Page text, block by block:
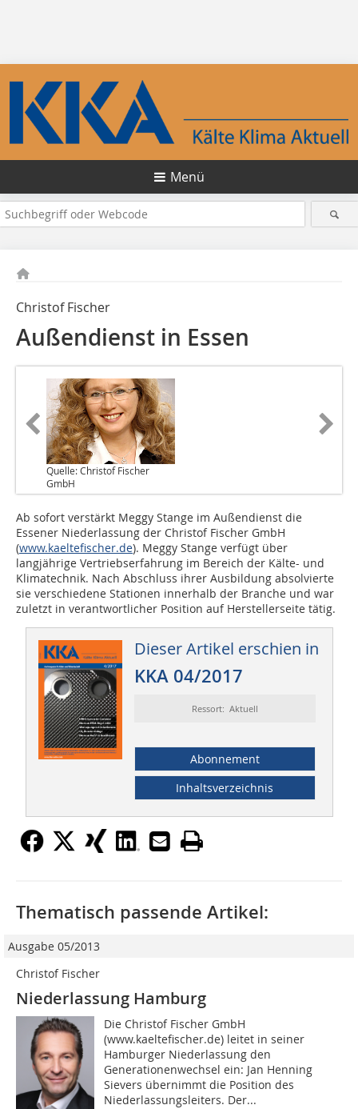
Menü
Christof Fischer
Außendienst in Essen
Quelle: Christof Fischer
GmbH
Ab sofort verstärkt Meggy Stange im Außendienst die
Essener Niederlassung der Christof Fischer GmbH
(www.kaeltefischer.de). Meggy Stange verfügt über
langjährige Vertriebserfahrung im Bereich der Kälte- und
Klimatechnik. Nach Abschluss ihrer Ausbildung absolvierte
sie verschiedene Stationen innerhalb der Branche und war
zuletzt in verantwortlicher Position auf Herstellerseite tätig.
Dieser Artikel erschien in
KKA 04/2017
Ressort: Aktuell
Abonnement
Inhaltsverzeichnis
Thematisch passende Artikel:
Ausgabe 05/2013
Christof Fischer
Niederlassung Hamburg
Die Christof Fischer GmbH
(www.kaeltefischer.de) leitet in seiner
Hamburger Niederlassung den
Generationenwechsel ein: Jan Henning
Sievers übernimmt die Position des
Niederlassungsleiters. Der...